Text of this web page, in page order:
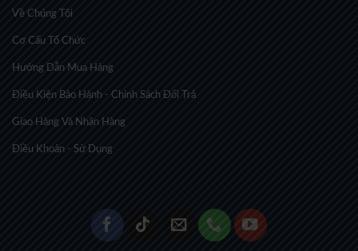
Về Chúng Tôi
Cơ Cấu Tổ Chức
Hướng Dẫn Mua Hàng
Điều Kiện Bảo Hành - Chính Sách Đổi Trả
Giao Hàng Và Nhận Hàng
Điều Khoản - Sử Dụng